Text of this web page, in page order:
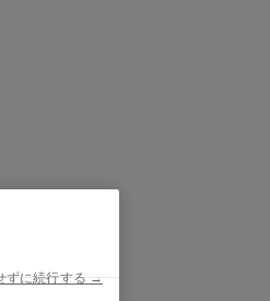
ずに続行する →